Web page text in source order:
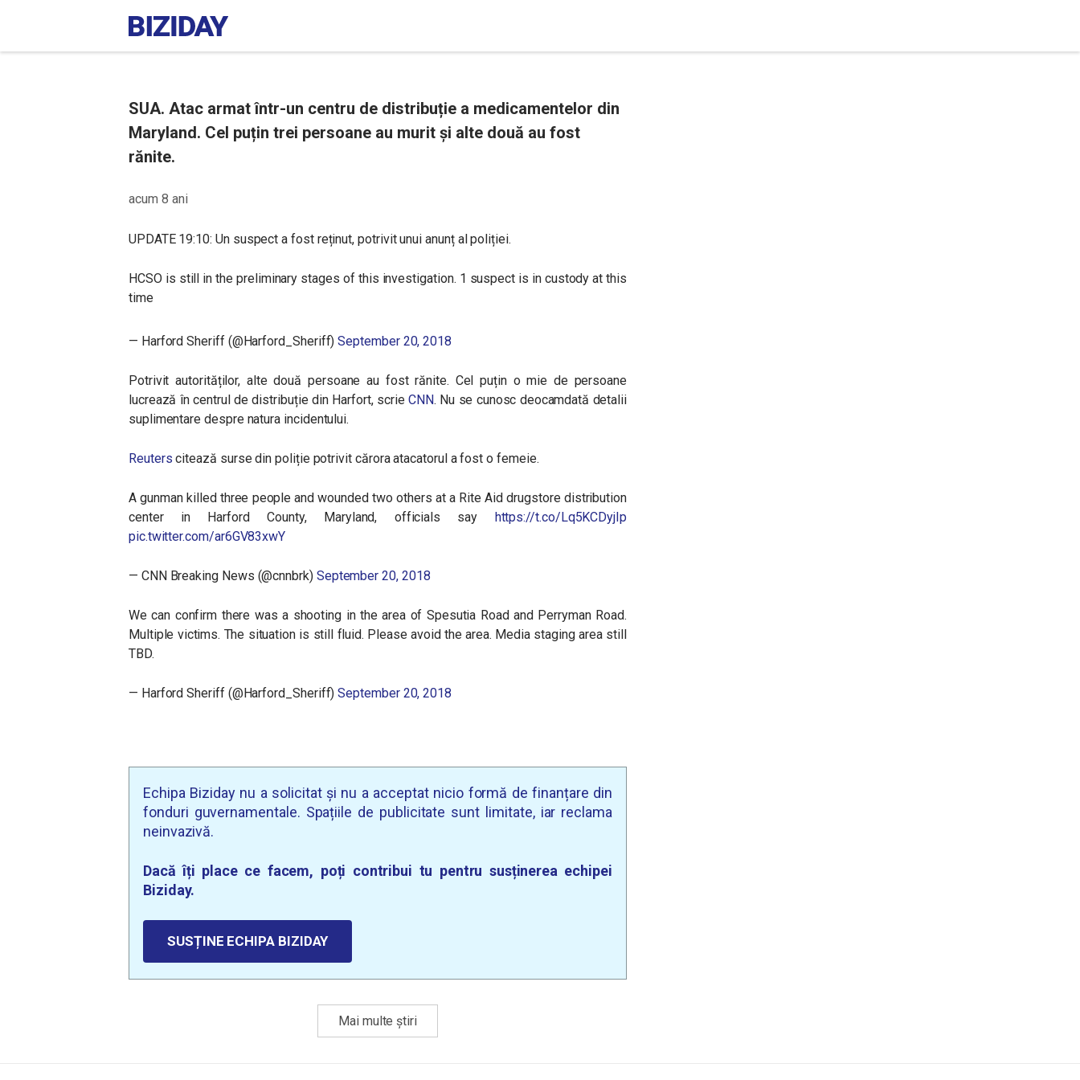
SUA. Atac armat într-un centru de distribuție a medicamentelor din
Maryland. Cel puțin trei persoane au murit și alte două au fost
rănite.
acum 8 ani
UPDATE 19:10: Un suspect a fost reținut, potrivit unui anunț al poliției.
HCSO is still in the preliminary stages of this investigation. 1 suspect is in custody at this
time
— Harford Sheriff (@Harford_Sheriff)September 20, 2018
Potrivit autorităților, alte două persoane au fost rănite. Cel puțin o mie de persoane
lucrează în centrul de distribuție din Harfort, scrieCNN. Nu se cunosc deocamdată detalii
suplimentare despre natura incidentului.
Reuters citează surse din poliție potrivit cărora atacatorul a fost o femeie.
A gunman killed three people and wounded two others at a Rite Aid drugstore distribution
center in Harford County, Maryland, officials say https://t.co/Lq5KCDyjIp
pic.twitter.com/ar6GV83xwY
— CNN Breaking News (@cnnbrk) September 20, 2018
We can confirm there was a shooting in the area of Spesutia Road and Perryman Road.
Multiple victims. The situation is still fluid. Please avoid the area. Media staging area still
TBD.
— Harford Sheriff (@Harford_Sheriff)September 20, 2018
Echipa Biziday nu a solicitat și nu a acceptat nicio formă de finanțare din
fonduri guvernamentale. Spațiile de publicitate sunt limitate, iar reclama
neinvazivă.
Dacă îți place ce facem, poți contribui tu pentru susținerea echipei
Biziday.
SUSȚINE ECHIPA BIZIDAY
Mai multe știri